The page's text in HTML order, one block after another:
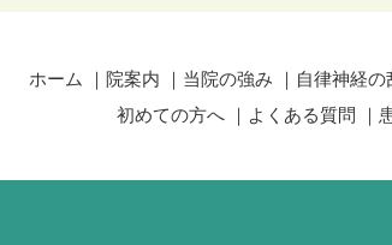
ホーム 院案内 当院の強み 自律神経
初めての方へ
よくある質問